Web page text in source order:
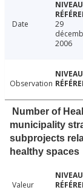
Date
29
2006
Observation
Number of
municipality
subprojects
healthy spaces
Valeur